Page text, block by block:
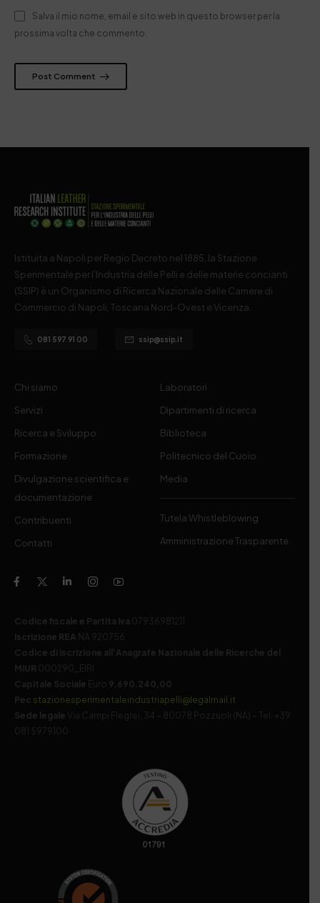
Salva il mio nome, email e sito web in questo browser per la
prossima volta che commento.
Post Comment
Istituita a Napoli per Regio Decreto nel 1885, la Stazione
Sperimentale per l’Industria delle Pelli e delle materie concianti
(SSIP) è un Organismo di Ricerca Nazionale delle Camere di
Commercio di Napoli, Toscana Nord-Ovest e Vicenza.
081 597 91 00 ssip@ssip.it
Chi siamo
Servizi
Ricerca e Sviluppo
Formazione
Divulgazione scientifica e
documentazione
Contribuenti
Contatti
Laboratori
Dipartimenti di ricerca
Biblioteca
Politecnico del Cuoio
Media
Tutela Whistleblowing
Amministrazione Trasparente
Codice fiscale e Partita Iva 07936981211
Iscrizione REA NA 920756
Codice di iscrizione all’Anagrafe Nazionale delle Ricerche del
MIUR 000290_EIRI
Capitale Sociale Euro 9.690.240,00
Pec stazionesperimentaleindustriapelli@legalmail.it
Sede legale
Via Campi Flegrei, 34 – 80078 Pozzuoli (NA) – Tel. +39
081 5979100